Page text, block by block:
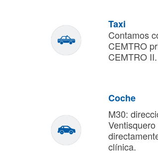
Taxi
Contamos
CEMTRO
CEMTRO II.
Coche
M30:
clínica.